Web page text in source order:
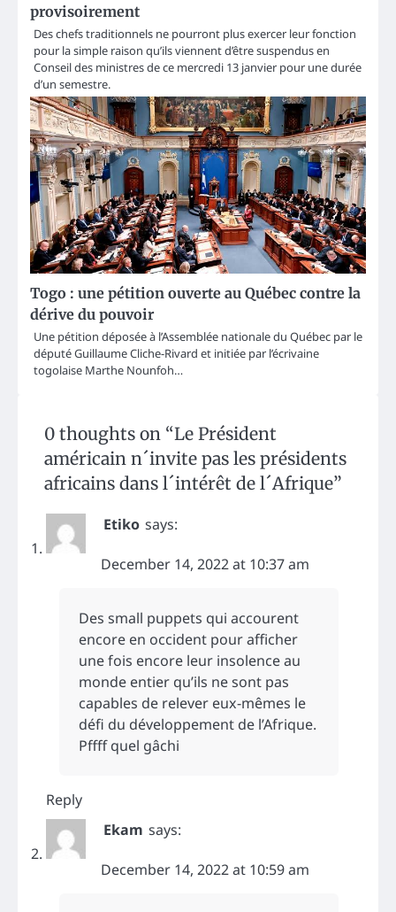
provisoirement
Des chefs traditionnels ne pourront plus exercer leur fonction
pour la simple raison qu’ils viennent d’être suspendus en
Conseil des ministres de ce mercredi 13 janvier pour une durée
d’un semestre.
Togo : une pétition ouverte au Québec contre la
dérive du pouvoir
Une pétition déposée à l’Assemblée nationale du Québec par le
député Guillaume Cliche-Rivard et initiée par l’écrivaine
togolaise Marthe Nounfoh…
0 thoughts on “Le Président
américain n´invite pas les présidents
africains dans l´intérêt de l´Afrique”
Etiko says:
December 14, 2022 at 10:37 am
Des small puppets qui accourent
encore en occident pour afficher
une fois encore leur insolence au
monde entier qu’ils ne sont pas
capables de relever eux-mêmes le
défi du développement de l’Afrique.
Pffff quel gâchi
Reply
Ekam says:
December 14, 2022 at 10:59 am